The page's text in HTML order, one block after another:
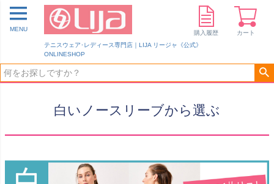
テニスウェア･レディース専門店｜LIJA リージャ《公式》
ONLINESHOP
MENU
購入履歴 カート
白いノースリーブから選ぶ